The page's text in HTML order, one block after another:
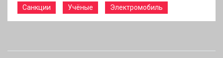
Санкции Учёные Электромобиль